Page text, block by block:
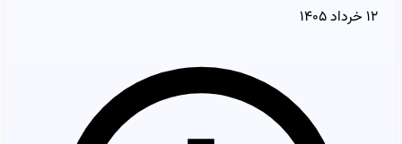
۱۲ خرداد ۱۴۰۵